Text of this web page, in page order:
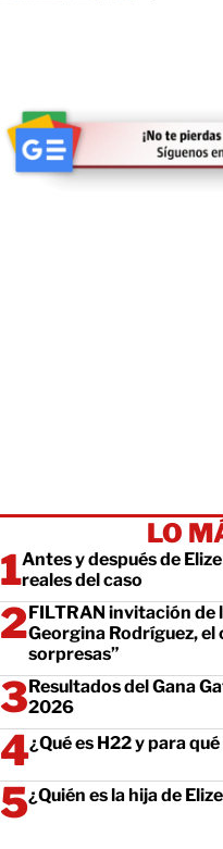
LO
Antes y después de
reales del caso
FILTRAN invitación de
Georgina Rodríguez,
sorpresas”
Resultados del Gana
2026
¿Qué es H22 y para
¿Quién es la hija de